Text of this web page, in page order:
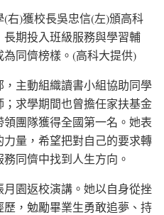
右)獲校長吳忠信(左)頒高科
期投入班級服務與學習輔
同儕榜樣。(高科大提供)
主動組織讀書小組協助同學
求學期間也曾擔任家扶基金
團隊獲得全國第一名。她表
量，希望把對自己的要求轉
同儕中找到人生方向。
園返校演講。她以自身從挫
，勉勵畢業生勇敢追夢、持